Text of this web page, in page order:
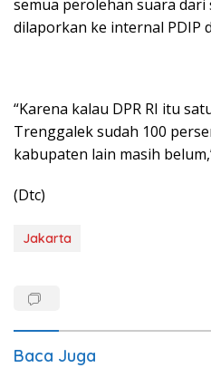
semua perolehan suara dari
dilaporkan ke internal PDIP
“Karena kalau DPR RI itu
Trenggalek sudah 100
kabupaten lain masih
(Dtc)
Jakarta
Baca Juga